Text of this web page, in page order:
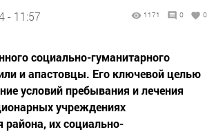
- 11:57 1171 0 0
социально-гуманитарного
и апастовцы. Его ключевой целью
условий пребывания и лечения
учреждениях
района, их социально-